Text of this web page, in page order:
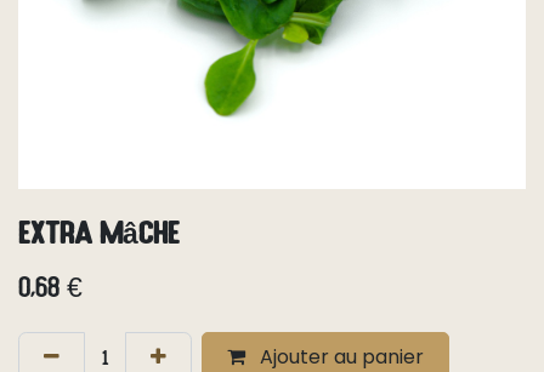
Extra Mâche
0,68 €
Ajouter au panier